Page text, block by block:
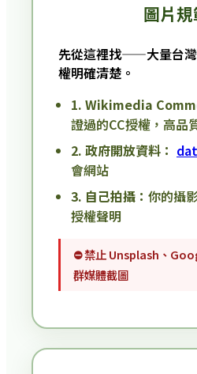
圖片
先從這裡找——大量台
權明確清楚。
1. Wikimedia
證過的CC授權，高品
2. 政府開放資料：
會網站
3. 自己拍攝： 你的攝
授權聲明
⛔ 禁止 Unsplash、
群媒體截圖